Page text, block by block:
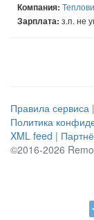
Компания:
Зарплата: з.п. не
Правила сервиса |
Политика
XML feed |
©2016-2026